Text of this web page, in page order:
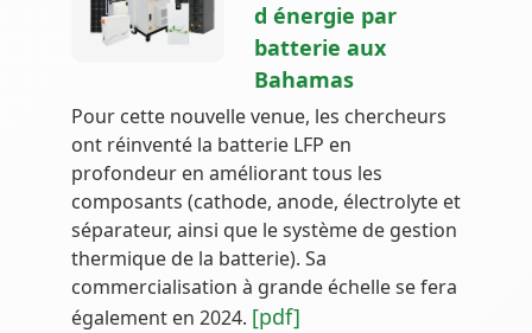
d énergie par
batterie aux
Bahamas
Pour cette nouvelle venue, les chercheurs
ont réinventé la batterie LFP en
profondeur en améliorant tous les
composants (cathode, anode, électrolyte et
séparateur, ainsi que le système de gestion
thermique de la batterie). Sa
commercialisation à grande échelle se fera
également en 2024. [pdf]